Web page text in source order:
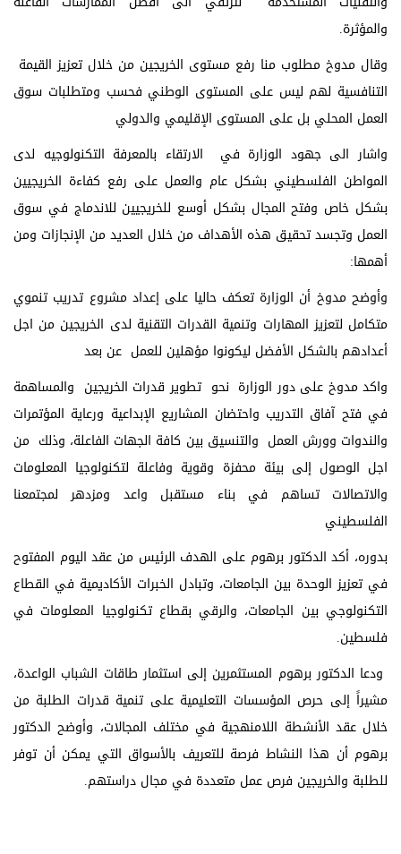
والمؤثرة.
وقال مدوخ مطلوب منا رفع مستوى الخريجين من خلال تعزيز القيمة
التنافسية لهم ليس على المستوى الوطني فحسب ومتطلبات سوق
العمل المحلي بل على المستوى الإقليمي والدولي
واشار الى جهود الوزارة في الارتقاء بالمعرفة التكنولوجيه لدى
المواطن الفلسطيني بشكل عام والعمل على رفع كفاءة الخريجيين
بشكل خاص وفتح المجال بشكل أوسع للخريجيين للاندماج في سوق
العمل وتجسد تحقيق هذه الأهداف من خلال العديد من الإنجازات ومن
أهمها:
وأوضح مدوخ أن الوزارة تعكف حاليا على إعداد مشروع تدريب تنموي
متكامل لتعزيز المهارات وتنمية القدرات التقنية لدى الخريجين من اجل
أعدادهم بالشكل الأفضل ليكونوا مؤهلين للعمل عن بعد
واكد مدوخ على دور الوزارة نحو تطوير قدرات الخريجين والمساهمة
في فتح آفاق التدريب واحتضان المشاريع الإبداعية ورعاية المؤتمرات
والندوات وورش العمل والتنسيق بين كافة الجهات الفاعلة، وذلك من
اجل الوصول إلى بيئة محفزة وقوية وفاعلة لتكنولوجيا المعلومات
والاتصالات تساهم في بناء مستقبل واعد ومزدهر لمجتمعنا
الفلسطيني
بدوره، أكد الدكتور برهوم على الهدف الرئيس من عقد اليوم المفتوح
في تعزيز الوحدة بين الجامعات، وتبادل الخبرات الأكاديمية في القطاع
التكنولوجي بين الجامعات، والرقي بقطاع تكنولوجيا المعلومات في
فلسطين.
ودعا الدكتور برهوم المستثمرين إلى استثمار طاقات الشباب الواعدة،
مشيراً إلى حرص المؤسسات التعليمية على تنمية قدرات الطلبة من
خلال عقد الأنشطة اللامنهجية في مختلف المجالات، وأوضح الدكتور
برهوم أن هذا النشاط فرصة للتعريف بالأسواق التي يمكن أن توفر
للطلبة والخريجين فرص عمل متعددة في مجال دراستهم.